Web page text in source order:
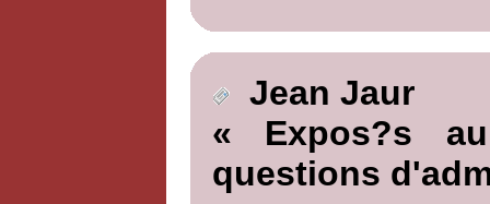
Jean Jaur
« Expos?s
questions